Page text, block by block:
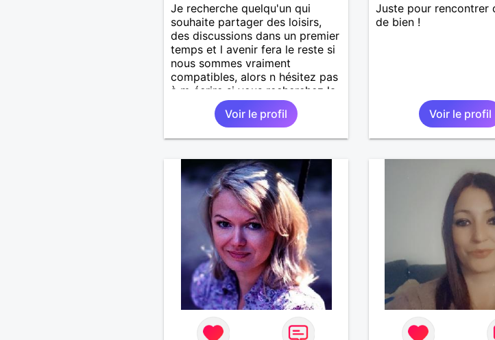
Je recherche quelqu'un qui
souhaite partager des loisirs,
des discussions dans un premier
temps et l avenir fera le reste si
nous sommes vraiment
compatibles, alors n hésitez pas
à m écrire si vous recherchez la
même chose
Voir le profil
Juste pour rencontrer
de bien !
Voir le profil